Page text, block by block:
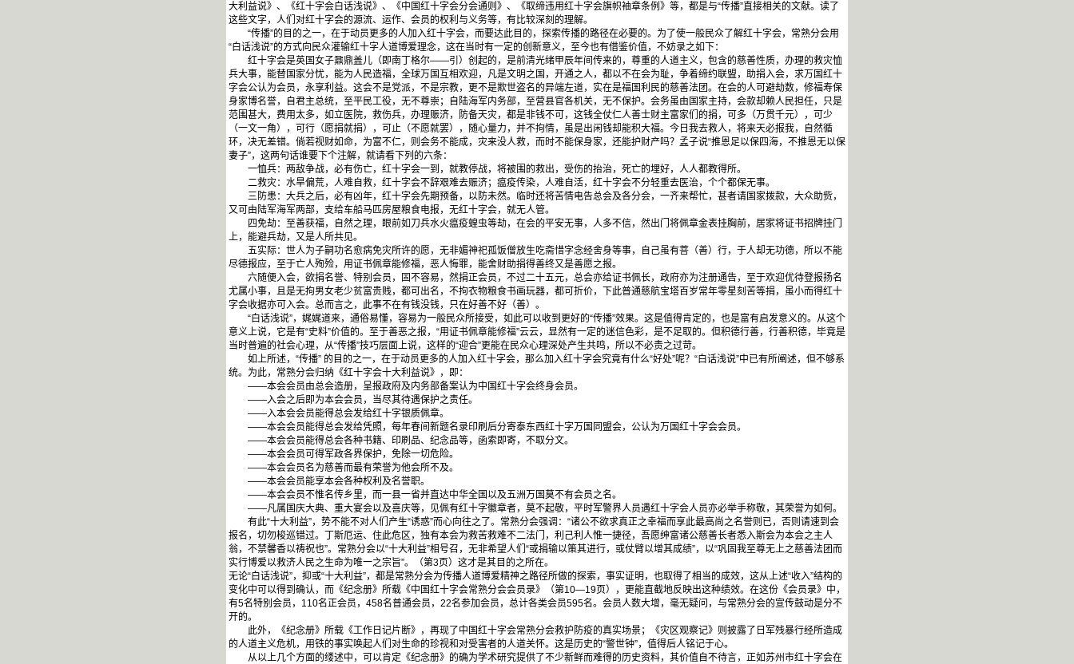
大利益说》、《红十字会白话浅说》、《中国红十字会分会通则》、《取缔违用红十字会旗帜袖章条例》等，都是与“传播”直接相关的文献。读了
这些文字，人们对红十字会的源流、运作、会员的权利与义务等，有比较深刻的理解。
“传播”的目的之一，在于动员更多的人加入红十字会，而要达此目的，探索传播的路径在必要的。为了使一般民众了解红十字会，常熟分会用
“白话浅说”的方式向民众灌输红十字人道博爱理念，这在当时有一定的创新意义，至今也有借鉴价值，不妨录之如下：
红十字会是英国女子鼐鼎盖儿（即南丁格尔——引）创起的，是前清光绪甲辰年间传来的，尊重的人道主义，包含的慈善性质，办理的救灾恤
兵大事，能替国家分忧，能为人民造福，全球万国互相欢迎，凡是文明之国，开通之人，都以不在会为耻，争着缔约联盟，助捐入会，求万国红十
字会公认为会员，永享利益。这会不是党派，不是宗教，更不是欺世盗名的异端左道，实在是福国利民的慈善法团。在会的人可避劫数，修福寿保
身家博名誉，自君主总统，至平民工役，无不尊崇；自陆海军内务部，至营县官各机关，无不保护。会务虽由国家主持，会款却赖人民担任，只是
范围甚大，费用太多，如立医院，救伤兵，办理赈济，防备天灾，都是非钱不可，这钱全仗仁人善士财主富家们的捐，可多（万贯千元），可少
（一文一角），可行（愿捐就捐），可止（不愿就罢），随心量力，并不拘情，虽是出闲钱却能积大福。今日我去救人，将来天必报我，自然循
环，决无差错。倘若视财如命，为富不仁，则会务不能成，灾来没人救，而时不能保身家，还能护财产吗？孟子说“推恩足以保四海，不推恩无以保
妻子”，这两句话谁要下个注解，就请看下列的六条：
一恤兵：两敌争战，必有伤亡，红十字会一到，就教停战，将被围的救出，受伤的抬治，死亡的埋好，人人都教得所。
二救灾：水旱偏荒，人难自救，红十字会不辞艰难去赈济；瘟疫传染，人难自活，红十字会不分轻重去医治，个个都保无事。
三防患：大兵之后，必有凶年，红十字会先期预备，以防未然。临时还将苦情电告总会及各分会，一齐来帮忙，甚者请国家拨款，大众助赀，
又可由陆军海军两部，支给车船马匹房屋粮食电报，无红十字会，就无人管。
四免劫：至善获福，自然之理，眼前如刀兵水火瘟疫蝗虫等劫，在会的平安无事，人多不信，然出门将佩章金表挂胸前，居家将证书招牌挂门
上，能避兵劫，又是人所共见。
五实际：世人为子嗣功名愈病免灾所许的愿，无非媚神祀孤饭僧放生吃斋惜字念经舍身等事，自己虽有菩（善）行，于人却无功德，所以不能
尽德报应，至于亡人殉殓，用证书佩章能修福，恶人悔罪，能舍财助捐得善终又是善愿之报。
六随便入会，欲捐名誉、特别会员，固不容易，然捐正会员，不过二十五元，总会亦给证书佩长，政府亦为注册通告，至于欢迎优待登报扬名
尤属小事，且是无拘男女老少贫富贵贱，都可出名，不拘衣物粮食书画玩器，都可折价，下此普通慈航宝塔百岁常年零星刻苦等捐，虽小而得红十
字会收据亦可入会。总而言之，此事不在有钱没钱，只在好善不好（善）。
“白话浅说”，娓娓道来，通俗易懂，容易为一般民众所接受，如此可以收到更好的“传播”效果。这是值得肯定的，也是富有启发意义的。从这个
意义上说，它是有“史料”价值的。至于善恶之报，“用证书佩章能修福”云云，显然有一定的迷信色彩，是不足取的。但积德行善，行善积德，毕竟是
当时普遍的社会心理，从“传播”技巧层面上说，这样的“迎合”更能在民众心理深处产生共鸣，所以不必责之过苛。
如上所述，“传播” 的目的之一，在于动员更多的人加入红十字会，那么加入红十字会究竟有什么“好处”呢？“白话浅说”中已有所阐述，但不够系
统。为此，常熟分会归纳《红十字会十大利益说》，即：
——本会会员由总会造册，呈报政府及内务部备案认为中国红十字会终身会员。
——入会之后即为本会会员，当尽其待遇保护之责任。
——入本会会员能得总会发给红十字银质佩章。
——本会会员能得总会发给凭照，每年春间新题名录印刷后分寄泰东西红十字万国同盟会，公认为万国红十字会会员。
——本会会员能得总会各种书籍、印刷品、纪念品等，函索即寄，不取分文。
——本会会员可得军政各界保护，免除一切危险。
——本会会员名为慈善而最有荣誉为他会所不及。
——本会会员能享本会各种权利及名誉职。
——本会会员不惟名传乡里，而一县一省并直达中华全国以及五洲万国莫不有会员之名。
——凡属国庆大典、重大宴会以及喜庆等，见佩有红十字徽章者，莫不起敬，平时军警界人员遇红十字会人员亦必举手称敬，其荣誉为如何。
有此“十大利益”，势不能不对人们产生“诱惑”而心向往之了。常熟分会强调：“诸公不欲求真正之幸福而享此最高尚之名誉则已，否则请速到会
报名，切勿梭巡错过。丁斯厄运、住此危区，独有本会为救苦救难不二法门，利己利人惟一捷径，吾愿绅富诸公慈善长者悉入斯会为本会之主人
翁，不禁馨香以祷祝也”。常熟分会以“十大利益”相号召，无非希望人们“或捐输以策其进行，或仗臂以增其成绩”，以“巩固我至尊无上之慈善法团而
实行博爱以救济人民之生命为唯一之宗旨”。（第3页）这才是其目的之所在。
无论“白话浅说”，抑或“十大利益”，都是常熟分会为传播人道博爱精神之路径所做的探索，事实证明，也取得了相当的成效，这从上述“收入”结构的
变化中可以得到确认，而《纪念册》所载《中国红十字会常熟分会会员录》（第10—19页），更能直截地反映出这种绩效。在这份《会员录》中，
有5名特别会员，110名正会员，458名普通会员，22名参加会员，总计各类会员595名。会员人数大增，毫无疑问，与常熟分会的宣传鼓动是分不
开的。
此外，《纪念册》所载《工作日记片断》，再现了中国红十字会常熟分会救护防疫的真实场景；《灾区观察记》则披露了日军残暴行经所造成
的人道主义危机，用铁的事实唤起人们对生命的珍视和对受害者的人道关怀。这是历史的“警世钟”，值得后人铭记于心。
从以上几个方面的缕述中，可以肯定《纪念册》的确为学术研究提供了不少新鲜而难得的历史资料，其价值自不待言，正如苏州市红十字会在